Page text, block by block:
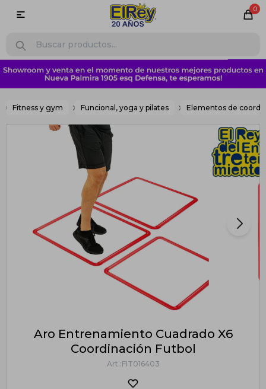
0

Fitness y gym Funcional, yoga y pilates Elementos de
Aro Entrenamiento Cuadrado X6
Coordinación Futbol
FIT016403